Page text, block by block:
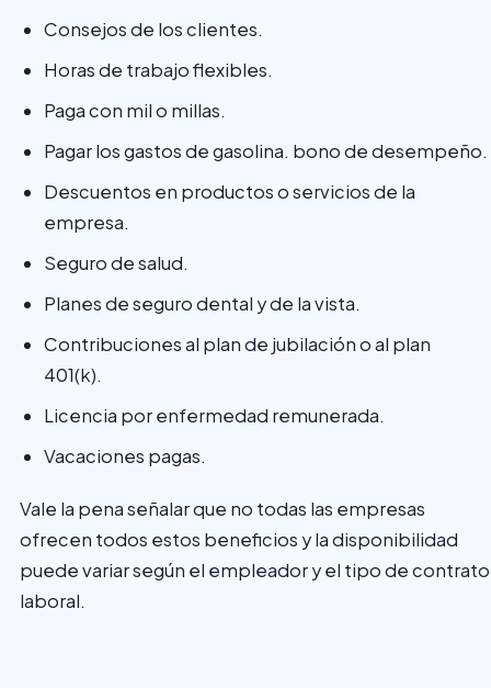
Consejos de los clientes.
Horas de trabajo flexibles.
Paga con mil o millas.
Pagar los gastos de gasolina. bono de desempeño.
Descuentos en productos o servicios de la
empresa.
Seguro de salud.
Planes de seguro dental y de la vista.
Contribuciones al plan de jubilación o al plan
401(k).
Licencia por enfermedad remunerada.
Vacaciones pagas.
Vale la pena señalar que no todas las empresas
ofrecen todos estos beneficios y la disponibilidad
puede variar según el empleador y el tipo de contrato
laboral.